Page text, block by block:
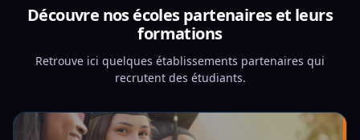
Découvre nos écoles partenaires et leurs
formations
Retrouve ici quelques établissements partenaires qui
recrutent des étudiants.